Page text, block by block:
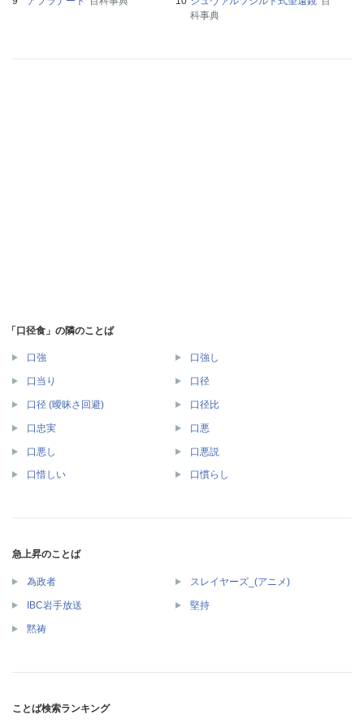
科事典
「口径食」の隣のことば
口強 口強し
口当り 口径
口径 (曖昧さ回避) 口径比
口忠実 口悪
口悪し 口悪説
口惜しい 口慣らし
急上昇のことば
為政者 スレイヤーズ_(アニメ)
IBC岩手放送 堅持
黙祷
ことば検索ランキング